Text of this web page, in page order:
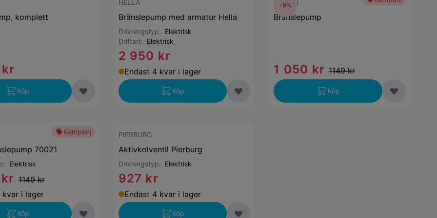
komplett
Köp
HELLA
Bränslepump med armatur Hella
Drivningstyp: Elektrisk
Driftart: Elektrisk
2 950 kr
Endast 4 kvar i lager
Köp
Original
Bränslepump
1 050 kr 1149 kr
-9%
Köp
Kampanj
70021
Elektrisk
1149 kr
kvar i lager
Köp
PIERBURG
Aktivkolventil Pierburg
Drivningstyp: Elektrisk
927 kr
Endast 4 kvar i lager
Köp